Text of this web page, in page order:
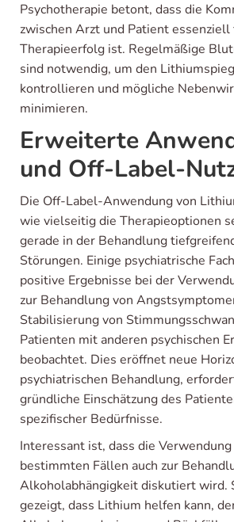
Psychotherapie betont, dass die
zwischen Arzt und Patient essenziell
Therapieerfolg ist. Regelmäßige
sind notwendig, um den
kontrollieren und mögliche
minimieren.
Erweiterte
und Off-Label-
Die Off-Label-Anwendung von
wie vielseitig die Therapieoptionen
gerade in der Behandlung
Störungen. Einige psychiatrische
positive Ergebnisse bei der
zur Behandlung von
Stabilisierung von
Patienten mit anderen psychischen
beobachtet. Dies eröffnet neue
psychiatrischen Behandlung,
gründliche Einschätzung des
spezifischer Bedürfnisse.
Interessant ist, dass die
bestimmten Fällen auch zur
Alkoholabhängigkeit diskutiert wird.
gezeigt, dass Lithium helfen kann,